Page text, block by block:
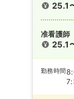
25.1
准看護師
25.1
勤務時間